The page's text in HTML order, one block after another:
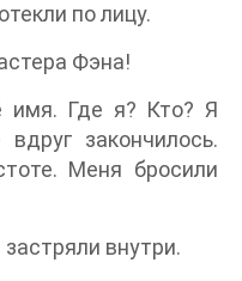
по лицу.
Фэна!
имя. Где я? Кто? Я
закончилось.
Меня бросили
внутри.